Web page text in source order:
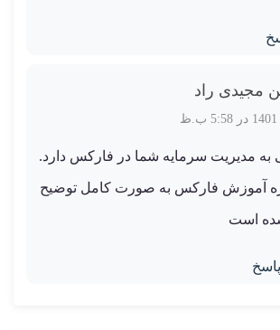
مجیدی راد
به مدیریت سرمایه شما در فارکس دارد.
آموزش فارکس به صورت کامل توضیح
است
پاسخ